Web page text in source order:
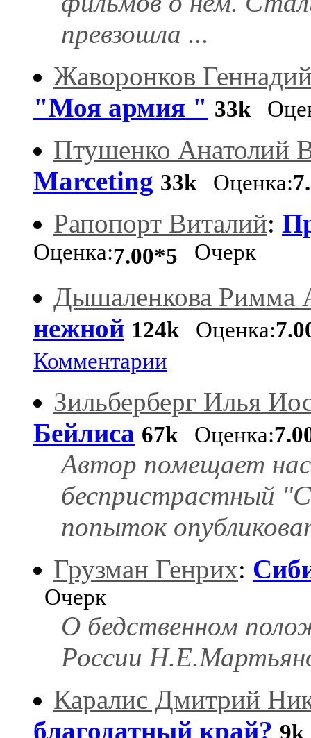
превзошла ...
Жаворонков
"Моя армия " 33k
Птушенко Анатолий
Marceting 33k Оценка:
Рапопорт Виталий:
Оценка:7.00*5
Очерк
Дышаленкова Римма
нежной 124k Оценка:
Комментарии
Зильберберг Илья
Бейлиса 67k Оценка:
Автор помещает
беспристрастный
попыток
Грузман Генрих:
Очерк
О бедственном
России
Каралис Дмитрий
благодатный край? 9k